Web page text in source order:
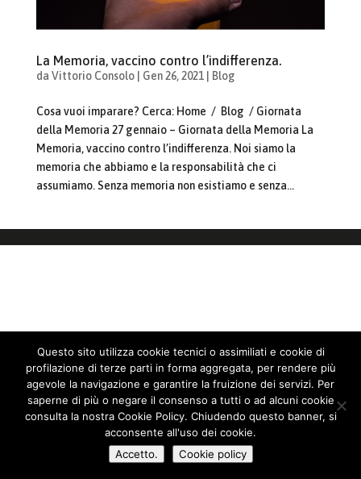
La Memoria, vaccino contro l’indifferenza.
da Vittorio Consolo| Gen 26, 2021| Blog
Cosa vuoi imparare? Cerca: Home / Blog / Giornata
della Memoria 27 gennaio – Giornata della Memoria La
Memoria, vaccino contro l’indifferenza. Noi siamo la
memoria che abbiamo e la responsabilità che ci
assumiamo. Senza memoria non esistiamo e senza...
Questo sito utilizza cookie tecnici o assimiliati e cookie di
profilazione di terze parti in forma aggregata, per rendere più
agevole la navigazione e garantire la fruizione dei servizi. Per
saperne di più o negare il consenso a tutti o ad alcuni cookie
consulta la nostra Cookie Policy. Chiudendo questo banner, si
acconsente all'uso dei cookie.
Accetto.
Cookie policy